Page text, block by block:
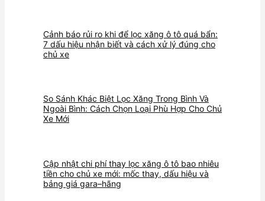
Cảnh báo rủi ro khi để lọc xăng ô tô quá bẩn:
7 dấu hiệu nhận biết và cách xử lý đúng cho
chủ xe
So Sánh Khác Biệt Lọc Xăng Trong Bình Và
Ngoài Bình: Cách Chọn Loại Phù Hợp Cho Chủ
Xe Mới
Cập nhật chi phí thay lọc xăng ô tô bao nhiêu
tiền cho chủ xe mới: mốc thay, dấu hiệu và
bảng giá gara–hãng